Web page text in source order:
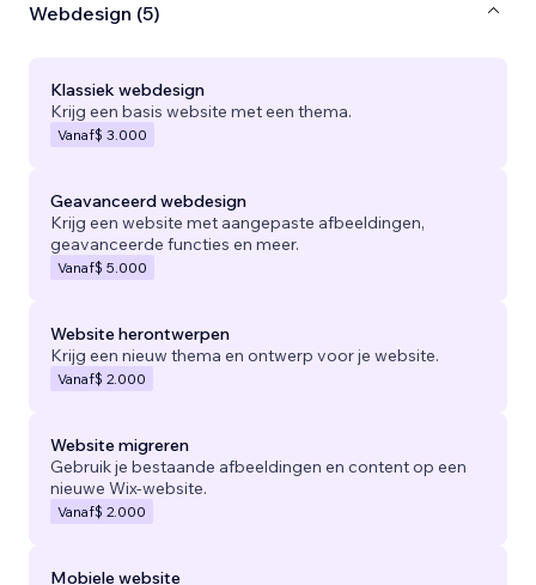
Webdesign (5)
Klassiek webdesign
Krijg een basis website met een thema.
Vanaf$ 3.000
Geavanceerd webdesign
Krijg een website met aangepaste afbeeldingen,
geavanceerde functies en meer.
Vanaf$ 5.000
Website herontwerpen
Krijg een nieuw thema en ontwerp voor je website.
Vanaf$ 2.000
Website migreren
Gebruik je bestaande afbeeldingen en content op een
nieuwe Wix-website.
Vanaf$ 2.000
Mobiele website